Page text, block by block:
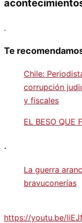
.
Te
Chile:
corrupción
y fiscales
EL BESO QUE
.
La guerra
bravuconerías
https://youtu.be/